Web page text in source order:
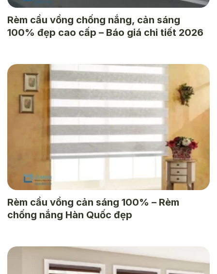
Rèm cầu vồng chống nắng, cản sáng
100% đẹp cao cấp – Báo giá chi tiết 2026
Rèm cầu vồng cản sáng 100% – Rèm
chống nắng Hàn Quốc đẹp